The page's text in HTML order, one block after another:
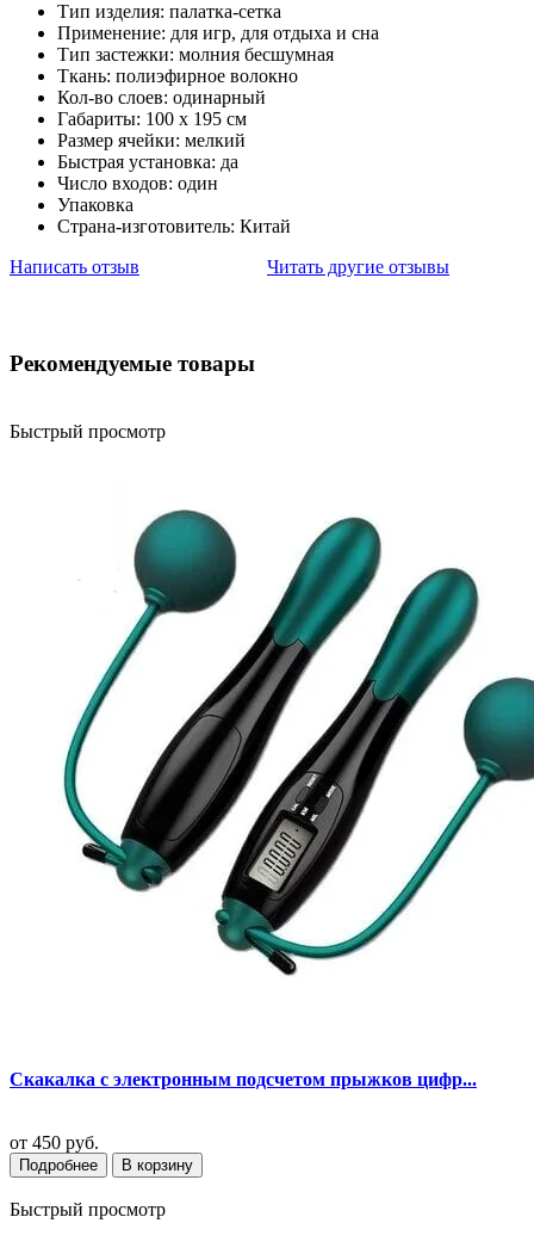
Тип изделия: палатка-сетка
Применение: для игр, для отдыха и сна
Тип застежки: молния бесшумная
Ткань: полиэфирное волокно
Кол-во слоев: одинарный
Габариты: 100 х 195 см
Размер ячейки: мелкий
Быстрая установка: да
Число входов: один
Упаковка
Страна-изготовитель: Китай
Написать отзыв
Читать другие отзывы
Рекомендуемые товары
Быстрый просмотр
Скакалка с электронным подсчетом прыжков цифр...
от 450 руб.
Подробнее В корзину
Быстрый просмотр